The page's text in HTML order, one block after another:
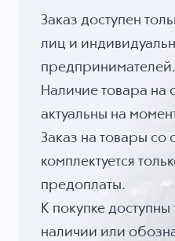
Заказ доступен
лиц и
предпринимателей.
Наличие товара на
актуальны на
Заказ на товары со
комплектуется
предоплаты.
К покупке доступны
наличии или